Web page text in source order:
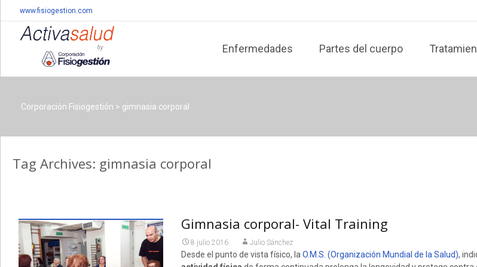
www.fisiogestion.com
content
Enfermedades Partes del cuerpo
Corporación Fisiogestión > gimnasia corporal
Tag Archives: gimnasia corporal
Gimnasia corporal- Vital Training
8 julio 2016 Julio Sánchez
Desde el punto de vista físico, la O.M.S. (Organización Mundial de la Salud),